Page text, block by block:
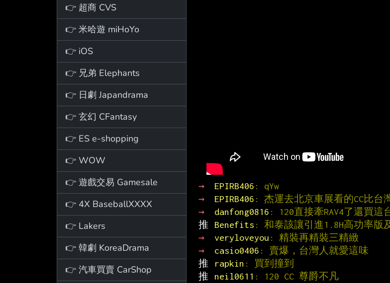
👉 超商 CVS
👉 米哈遊 miHoYo
👉 iOS
👉 兄弟 Elephants
👉 日劇 Japandrama
👉 玄幻 CFantasy
👉 ES e-shopping
👉 WOW
👉 遊戲交易 Gamesale
👉 4X BaseballXXXX
👉 Lakers
👉 韓劇 KoreaDrama
👉 汽車買賣 CarShop
→ EPIRB406 : qYw
→
EPIRB406 : 杰運去北京車展看的CC比台
→
danfong0816 : 120直接牽RAV4了還買這
推
Benefits : 和泰該讓引進1.8H高功率版
→
veryloveyou : 精裝再精裝三精緻
→
casio0406 : 賣爆，台灣人就愛這味
推
rapkin : 買到撞到
推
neil0611 : 120 CC 尊爵不凡